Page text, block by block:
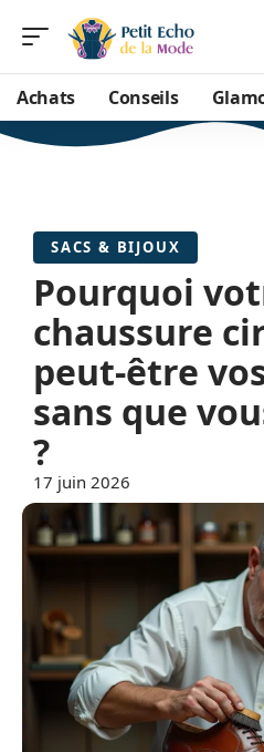
Achats Conseils
SACS & BIJOUX
Pourquoi
chaussure
peut-être
sans que
?
17 juin 2026